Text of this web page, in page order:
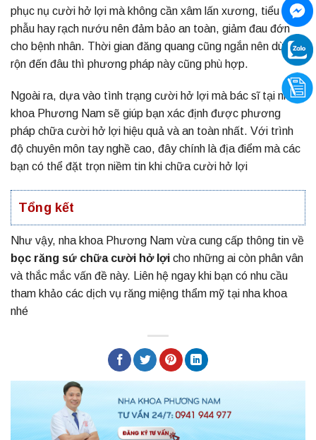
phục nụ cười hở lợi mà không cần xâm lấn xương, tiểu
phẫu hay rạch nướu nên đảm bảo an toàn, giảm đau đớn
cho bệnh nhân. Thời gian đăng quang cũng ngắn nên dù bận
rộn đến đâu thì phương pháp này cũng phù hợp.
Ngoài ra, dựa vào tình trạng cười hở lợi mà bác sĩ tại nha
khoa Phương Nam sẽ giúp bạn xác định được phương
pháp chữa cười hở lợi hiệu quả và an toàn nhất. Với trình
độ chuyên môn tay nghề cao, đây chính là địa điểm mà các
bạn có thể đặt trọn niềm tin khi chữa cười hở lợi
Tổng kết
Như vậy, nha khoa Phương Nam vừa cung cấp thông tin về
bọc răng sứ chữa cười hở lợi cho những ai còn phân vân
và thắc mắc vấn đề này. Liên hệ ngay khi bạn có nhu cầu
tham khảo các dịch vụ răng miệng thẩm mỹ tại nha khoa
nhé